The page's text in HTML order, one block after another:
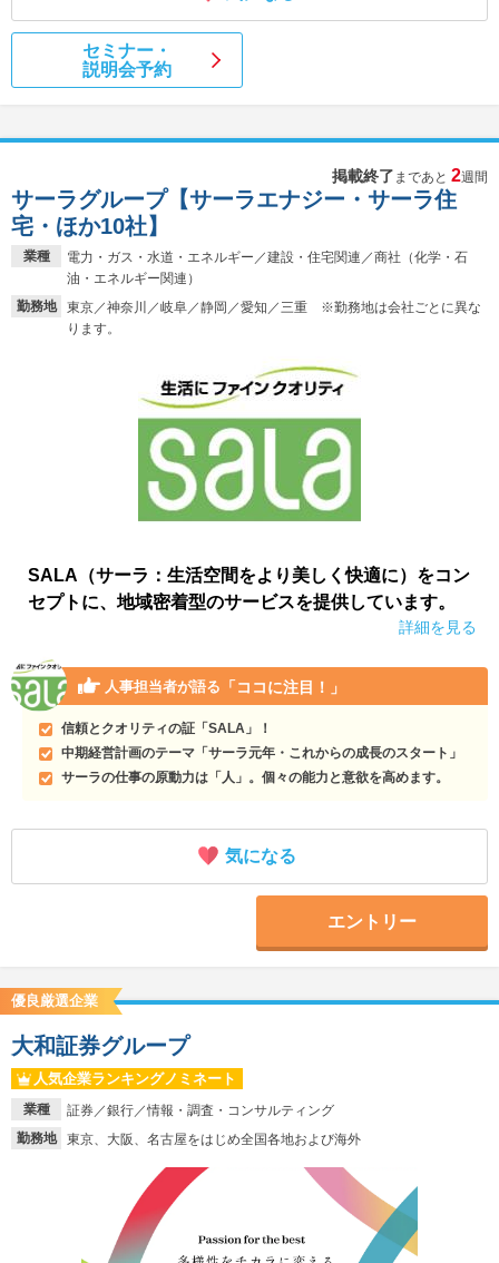
セミナー・
説明会予約
掲載終了 まであと 2週間
業種
電力・ガス・水道・エネルギー／建設・住宅関連／商社（化学・石
油・エネルギー関連）
勤務地
東京／神奈川／岐阜／静岡／愛知／三重 ※勤務地は会社ごとに異な
ります。
サーラグループ【サーラエナジー・サーラ住
宅・ほか10社】
SALA（サーラ：生活空間をより美しく快適に）をコン
セプトに、地域密着型のサービスを提供しています。
詳細を見る
人事担当者が語る 「ココに注目！」
信頼とクオリティの証「SALA」！
中期経営計画のテーマ「サーラ元年・これからの成長のスタート」
サーラの仕事の原動力は「人」。個々の能力と意欲を高めます。
気になる
エントリー
優良厳選企業
業種
証券／銀行／情報・調査・コンサルティング
勤務地
東京、大阪、名古屋をはじめ全国各地および海外
大和証券グループ
人気企業ランキングノミネート